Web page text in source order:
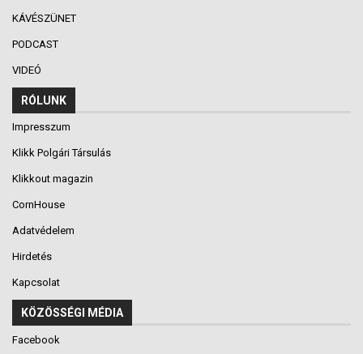
KÁVÉSZÜNET
PODCAST
VIDEÓ
RÓLUNK
Impresszum
Klikk Polgári Társulás
Klikkout magazin
CornHouse
Adatvédelem
Hirdetés
Kapcsolat
KÖZÖSSÉGI MÉDIA
Facebook